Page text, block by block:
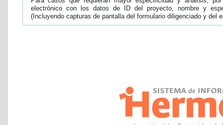
electrónico con los datos de ID del proyecto, nombre y
(Incluyendo capturas de pantalla del formulario diligenciado y del